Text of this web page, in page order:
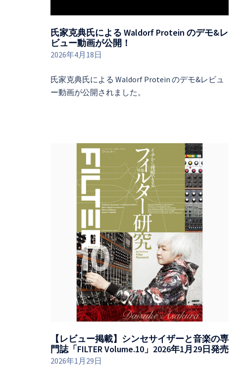
FUKUSAN
KIGYO
CO,.
LTD.
氏家克典氏による Waldorf Protein のデモ&レ
ビュー動画が公開！
2026年4月18日
氏家克典氏による Waldorf Protein のデモ&レビュ
ー動画が公開されました。
【レビュー掲載】シンセサイザーと音楽の専
門誌「FILTER Volume.10」2026年1月29日発売
2026年1月29日